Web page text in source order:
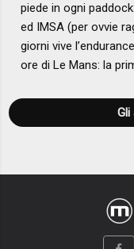
piede in ogni
ed IMSA (per ovvie
giorni vive
ore di Le Mans: la